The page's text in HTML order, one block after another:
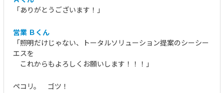
「ありがとうございます！」
営業 Ｂくん
「照明だけじゃない、トータルソリューション提案のシーシー
エスを
これからもよろしくお願いします！！！」
ペコリ。 ゴツ！